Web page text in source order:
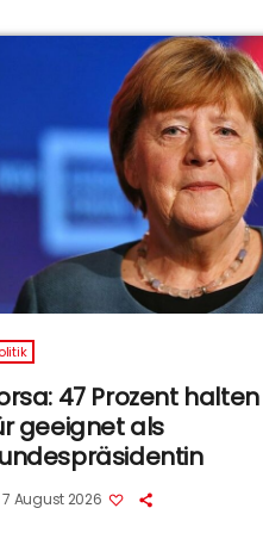
47 Prozent
geeignet als
7 August 2026